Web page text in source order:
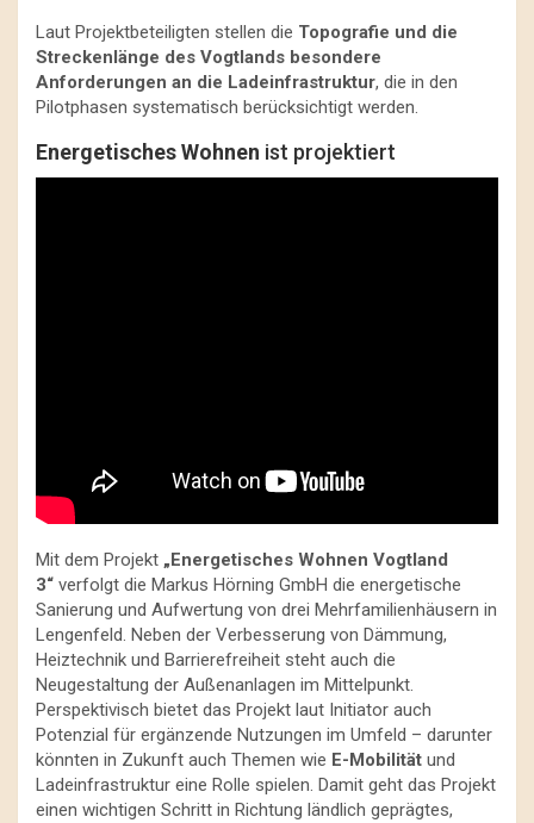
Laut Projektbeteiligten stellen die Topografie und die
Streckenlänge des Vogtlands besondere
Anforderungen an die Ladeinfrastruktur, die in den
Pilotphasen systematisch berücksichtigt werden.
Energetisches Wohnen ist projektiert
Mit dem Projekt „Energetisches Wohnen Vogtland
3“ verfolgt die Markus Hörning GmbH die energetische
Sanierung und Aufwertung von drei Mehrfamilienhäusern in
Lengenfeld. Neben der Verbesserung von Dämmung,
Heiztechnik und Barrierefreiheit steht auch die
Neugestaltung der Außenanlagen im Mittelpunkt.
Perspektivisch bietet das Projekt laut Initiator auch
Potenzial für ergänzende Nutzungen im Umfeld – darunter
könnten in Zukunft auch Themen wie E-Mobilität und
Ladeinfrastruktur eine Rolle spielen. Damit geht das Projekt
einen wichtigen Schritt in Richtung ländlich geprägtes,